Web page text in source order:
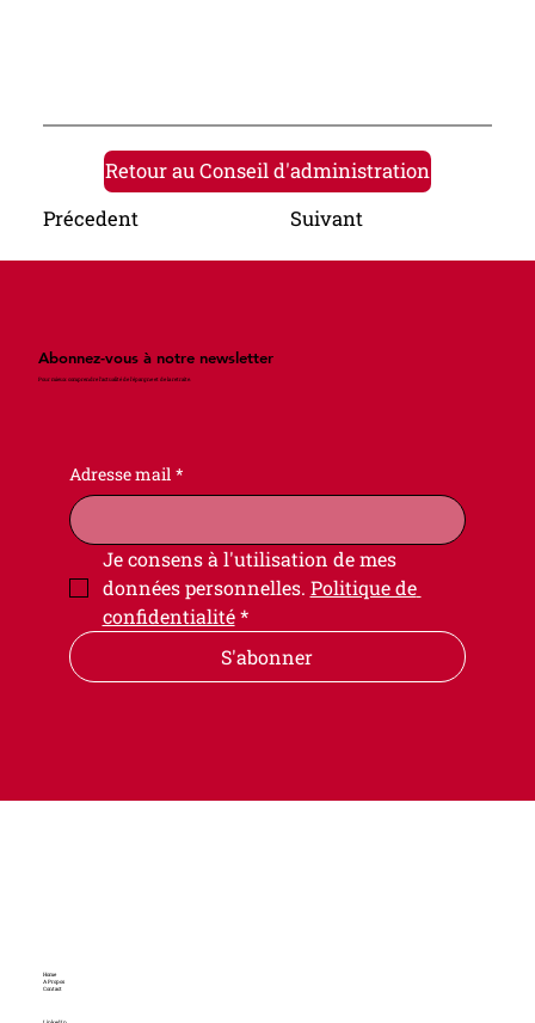
Suivant
Précedent
Retour au Conseil d'administration
Adresse mail *
Je consens à l'utilisation de mes
données personnelles. Politique de
confidentialité *
S'abonner
Abonnez-vous à notre newsletter
Pour mieux comprendre l’actualité de l'épargne et de la retraite.
Home
A Propos
Contact